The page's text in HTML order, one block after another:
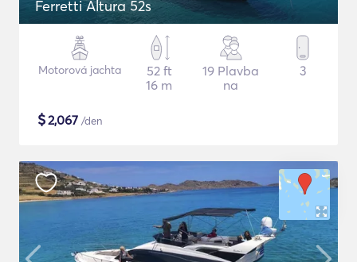
Ferretti Altura 52s
Motorová jachta
52 ft
16 m
19 Plavba
na
3
$2,067 /den